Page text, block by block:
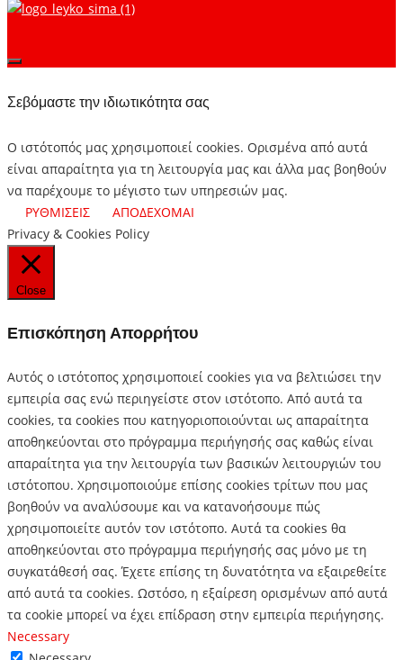
Σεβόμαστε την ιδιωτικότητα σας
Ο ιστότοπός μας χρησιμοποιεί cookies. Ορισμένα από αυτά
είναι απαραίτητα για τη λειτουργία μας και άλλα μας βοηθούν
να παρέχουμε το μέγιστο των υπηρεσιών μας.
ΡΥΘΜΙΣΕΙΣ
ΑΠΟΔΕΧΟΜΑΙ
Privacy & Cookies Policy
Close
Επισκόπηση Απορρήτου
Αυτός ο ιστότοπος χρησιμοποιεί cookies για να βελτιώσει την
εμπειρία σας ενώ περιηγείστε στον ιστότοπο. Από αυτά τα
cookies, τα cookies που κατηγοριοποιούνται ως απαραίτητα
αποθηκεύονται στο πρόγραμμα περιήγησής σας καθώς είναι
απαραίτητα για την λειτουργία των βασικών λειτουργιών του
ιστότοπου. Χρησιμοποιούμε επίσης cookies τρίτων που μας
βοηθούν να αναλύσουμε και να κατανοήσουμε πώς
χρησιμοποιείτε αυτόν τον ιστότοπο. Αυτά τα cookies θα
αποθηκεύονται στο πρόγραμμα περιήγησής σας μόνο με τη
συγκατάθεσή σας. Έχετε επίσης τη δυνατότητα να εξαιρεθείτε
από αυτά τα cookies. Ωστόσο, η εξαίρεση ορισμένων από αυτά
τα cookie μπορεί να έχει επίδραση στην εμπειρία περιήγησης.
Necessary